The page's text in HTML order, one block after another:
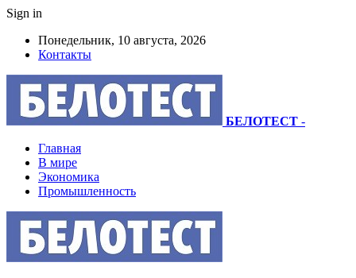
Sign in
Понедельник, 10 августа, 2026
Контакты
БЕЛОТЕСТ -
Главная
В мире
Экономика
Промышленность